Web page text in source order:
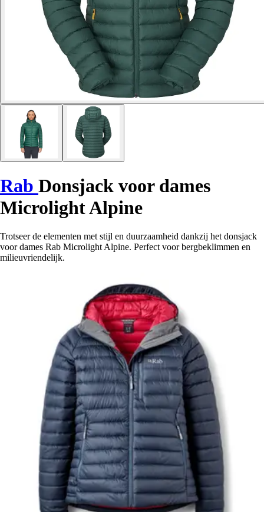
Rab Donsjack voor dames
Microlight Alpine
Trotseer de elementen met stijl en duurzaamheid dankzij het donsjack
voor dames Rab Microlight Alpine. Perfect voor bergbeklimmen en
milieuvriendelijk.